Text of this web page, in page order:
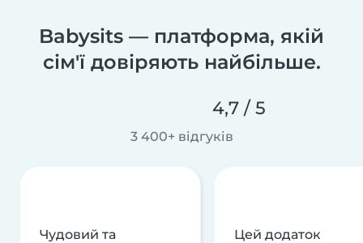
Babysits — платформа, якій
сім'ї довіряють найбільше.
4,7 / 5
3 400+ відгуків
Чудовий та
Цей додаток